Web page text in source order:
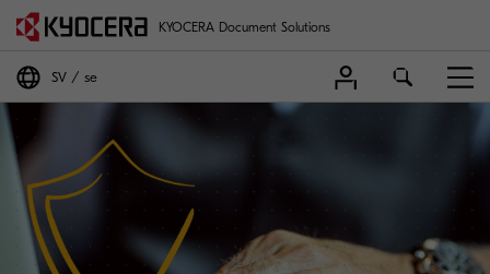
KYOCERA Document Solutions
SV se